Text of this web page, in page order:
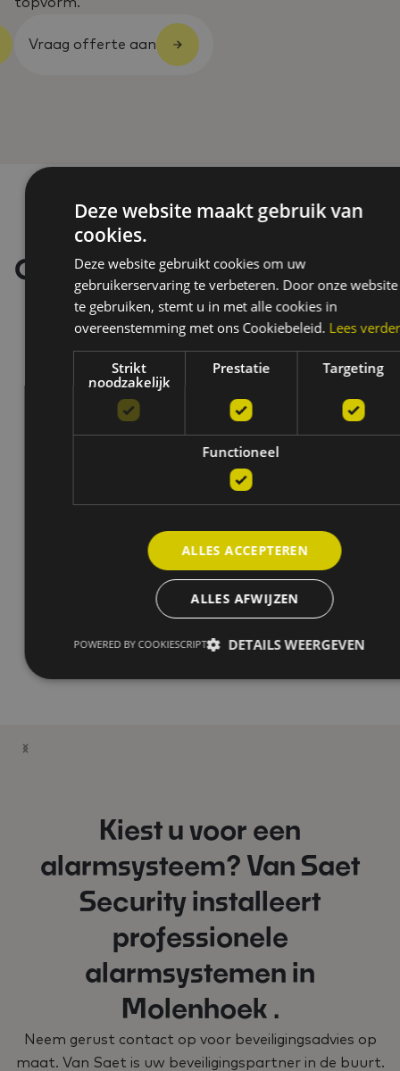
Vraag offerte aan
Onze merken
Kiest u voor een
alarmsysteem? Van Saet
Security installeert
professionele
alarmsystemen in
Molenhoek .
Neem gerust contact op voor beveiligingsadvies op
maat. Van Saet is uw beveiligingspartner in de buurt.
Deze website maakt gebruik van
cookies.
Deze website gebruikt cookies om uw
gebruikerservaring te verbeteren. Door onze website
te gebruiken, stemt u in met alle cookies in
overeenstemming met ons Cookiebeleid. Lees verder
Strikt
noodzakelijk
Prestatie Targeting
Functioneel
ALLES ACCEPTEREN
ALLES AFWIJZEN
DETAILS WEERGEVEN
POWERED BY COOKIESCRIPT